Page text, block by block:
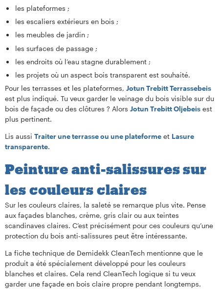
les plateformes ;
les escaliers extérieurs en bois ;
les meubles de jardin ;
les surfaces de passage ;
les endroits où l’eau stagne durablement ;
les projets où un aspect bois transparent est souhaité.
Pour les terrasses et les plateformes, Jotun Trebitt Terrassebeis
est plus indiqué. Tu veux garder le veinage du bois visible sur du
bois de façade ou des clôtures ? Alors Jotun Trebitt Oljebeis est
plus pertinent.
Lis aussi Traiter une terrasse ou une plateforme et Lasure
transparente.
Peinture anti-salissures sur
les couleurs claires
Sur les couleurs claires, la saleté se remarque plus vite. Pense
aux façades blanches, crème, gris clair ou aux teintes
scandinaves claires. C’est précisément pour ces couleurs qu’une
protection du bois anti-salissures peut être intéressante.
La fiche technique de Demidekk CleanTech mentionne que le
produit a été spécialement développé pour les couleurs
blanches et claires. Cela rend CleanTech logique si tu veux
garder une façade en bois claire propre pendant longtemps.